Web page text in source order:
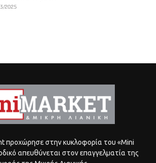
2025
προχώρησε στην κυκλοφορία του «Mini
απευθύνεται στον επαγγελματία της